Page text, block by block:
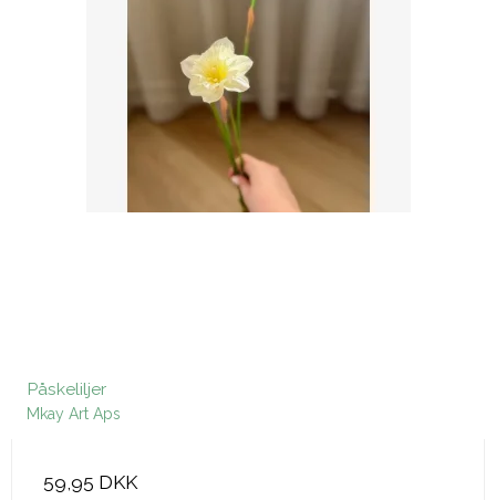
Påskeliljer
Mkay Art Aps
59,95 DKK